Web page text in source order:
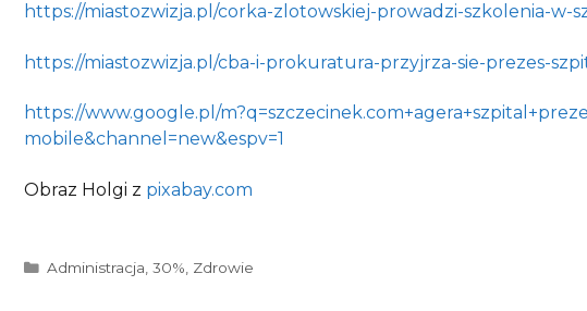
https://miastozwizja.pl/corka-zlotowskiej-prowadzi-szkolenia-w-
https://miastozwizja.pl/cba-i-prokuratura-przyjrza-sie-prezes-
https://www.google.pl/
mobile&channel=new&espv=1
Obraz Holgi z pixabay.com
Kategorie
Administracja,30%, Zdrowie